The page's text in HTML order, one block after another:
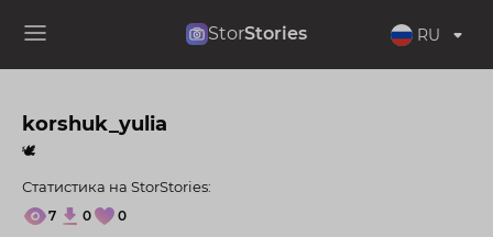
StorStories RU
korshuk_yulia
🕊️
Статистика на StorStories:
7 0 0